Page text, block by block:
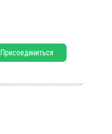
Присоединиться